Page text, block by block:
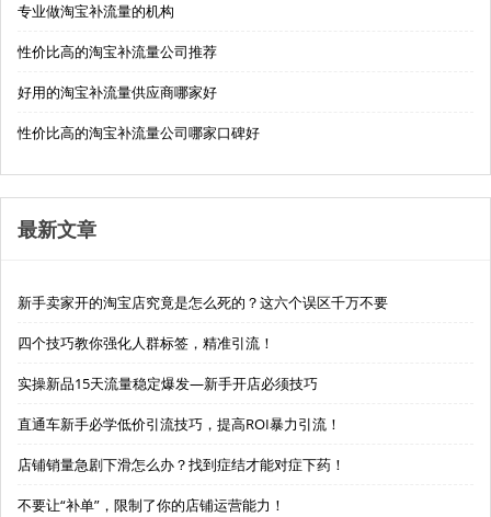
专业做淘宝补流量的机构
性价比高的淘宝补流量公司推荐
好用的淘宝补流量供应商哪家好
性价比高的淘宝补流量公司哪家口碑好
最新文章
新手卖家开的淘宝店究竟是怎么死的？这六个误区千万不要
四个技巧教你强化人群标签，精准引流！
实操新品15天流量稳定爆发—新手开店必须技巧
直通车新手必学低价引流技巧，提高ROI暴力引流！
店铺销量急剧下滑怎么办？找到症结才能对症下药！
不要让“补单”，限制了你的店铺运营能力！